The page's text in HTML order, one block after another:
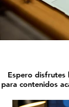
Espero disfrutes
para contenidos